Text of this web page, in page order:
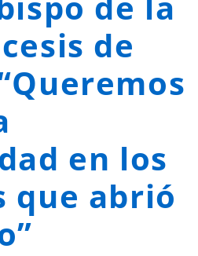
de
en los
que abrió